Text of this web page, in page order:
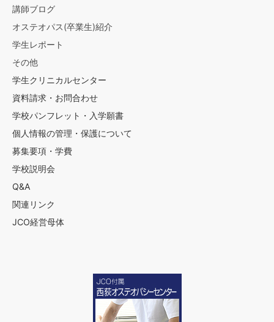
講師ブログ
オステオパス(卒業生)紹介
学生レポート
その他
学生クリニカルセンター
資料請求・お問合わせ
学校パンフレット・入学願書
個人情報の管理・保護について
募集要項・学費
学校説明会
Q&A
関連リンク
JCO経営母体